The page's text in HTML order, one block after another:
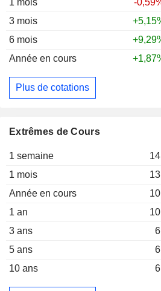
1 mois
-
3 mois
6 mois
Année en cours
Plus de cotations
Extrêmes de Cours
1 semaine
1 mois
Année en cours
1 an
3 ans
5 ans
10 ans